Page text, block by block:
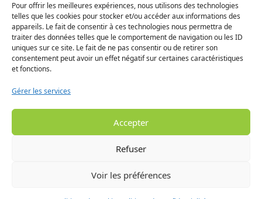
Pour offrir les meilleures expériences, nous utilisons des technologies
telles que les cookies pour stocker et/ou accéder aux informations des
appareils. Le fait de consentir à ces technologies nous permettra de
traiter des données telles que le comportement de navigation ou les ID
uniques sur ce site. Le fait de ne pas consentir ou de retirer son
consentement peut avoir un effet négatif sur certaines caractéristiques
et fonctions.
Gérer les services
Accepter
Refuser
Voir les préférences
Ne manquez rien des
prochaines nouvelles
© 2024 MRC de la Haute Gaspésie - Tous droits réservés. -